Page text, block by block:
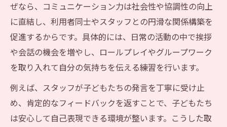
ぜなら、コミュニケーション力は社会性や協調性の向上
に直結し、利用者同士やスタッフとの円滑な関係構築を
促進するからです。具体的には、日常の活動の中で挨拶
や会話の機会を増やし、ロールプレイやグループワーク
を取り入れて自分の気持ちを伝える練習を行います。
例えば、スタッフが子どもたちの発言を丁寧に受け止
め、肯定的なフィードバックを返すことで、子どもたち
は安心して自己表現できる環境が整います。こうした取